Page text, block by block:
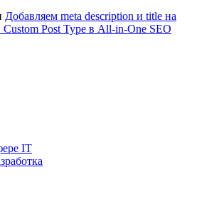
Добавляем meta description и title на
Custom Post Type в All-in-One SEO
IT